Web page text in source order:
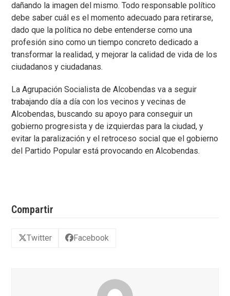
dañando la imagen del mismo. Todo responsable político
debe saber cuál es el momento adecuado para retirarse,
dado que la política no debe entenderse como una
profesión sino como un tiempo concreto dedicado a
transformar la realidad, y mejorar la calidad de vida de los
ciudadanos y ciudadanas.
La Agrupación Socialista de Alcobendas va a seguir
trabajando día a día con los vecinos y vecinas de
Alcobendas, buscando su apoyo para conseguir un
gobierno progresista y de izquierdas para la ciudad, y
evitar la paralización y el retroceso social que el gobierno
del Partido Popular está provocando en Alcobendas.
Compartir
Twitter Facebook